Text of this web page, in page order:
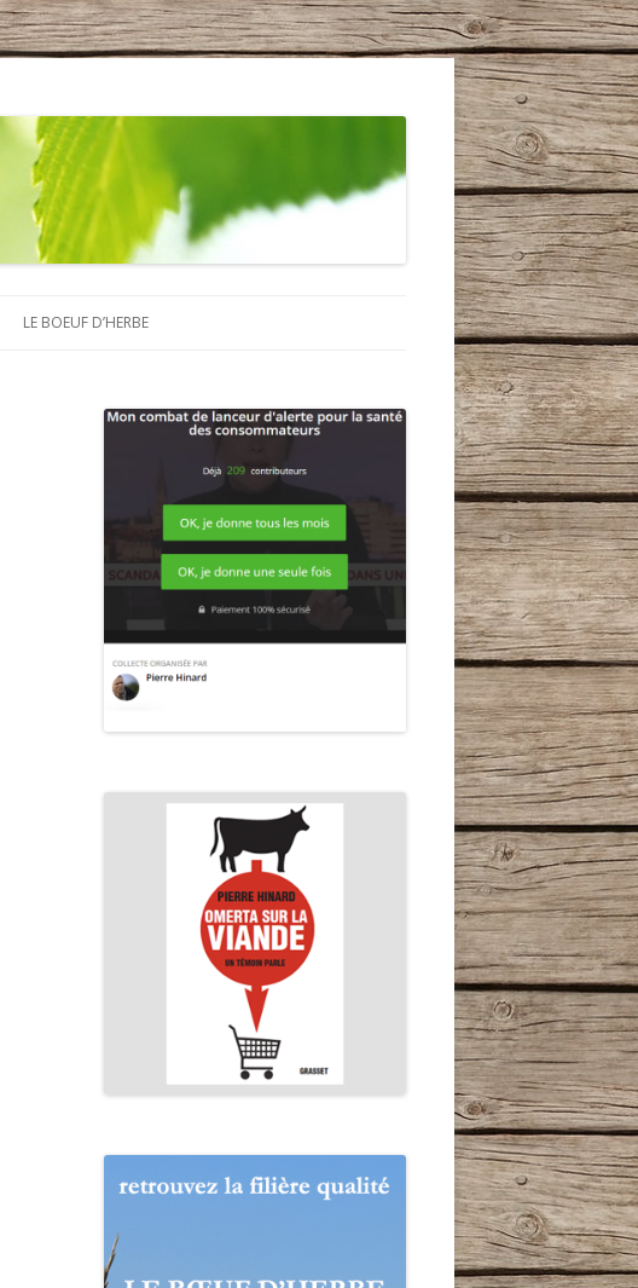
LE BOEUF D’HERBE